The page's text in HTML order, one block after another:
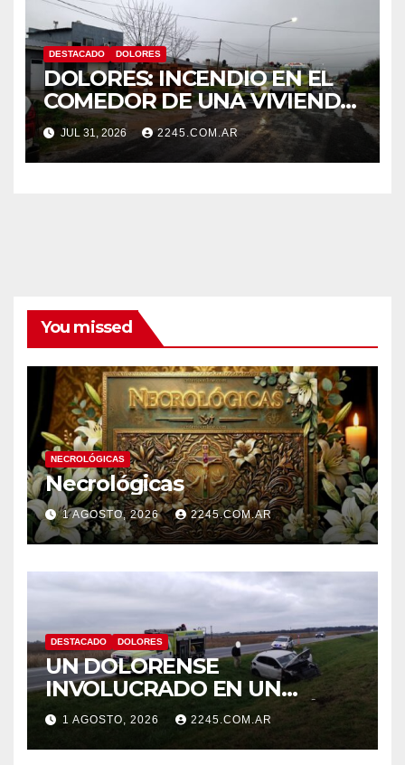
DESTACADO DOLORES
DOLORES: INCENDIO EN EL
COMEDOR DE UNA VIVIENDA
FUE CONTROLADO POR
BOMBEROS
JUL 31, 2026 2245.COM.AR
You missed
NECROLÓGICAS
Necrológicas
1 AGOSTO, 2026 2245.COM.AR
DESTACADO DOLORES
UN DOLORENSE
INVOLUCRADO EN UN
SINIESTRO QUE TERMINÓ
CON DESPISTE Y VUELCO
1 AGOSTO, 2026 2245.COM.AR